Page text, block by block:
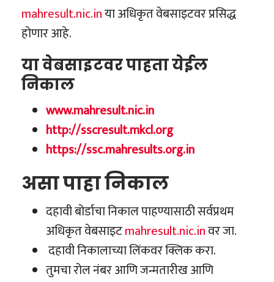
mahresult.nic.inया अधिकृत वेबसाइटवर प्रसिद्ध
होणार आहे.
या वेबसाइटवर पाहता येईल
निकाल
www.mahresult.nic.in
http://sscresult.mkcl.org
https://ssc.mahresults.org.in
असा पाहा निकाल
दहावी बोर्डाचा निकाल पाहण्यासाठी सर्वप्रथम
अधिकृत वेबसाइटmahresult.nic.inवर जा.
दहावी निकालाच्या लिंकवर क्लिक करा.
तुमचा रोल नंबर आणि जन्मतारीख आणि